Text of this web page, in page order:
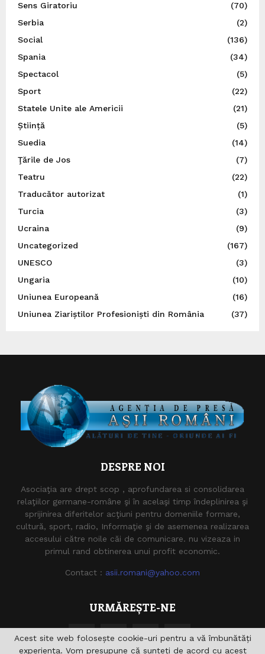
Sens Giratoriu
(70)
Serbia
(2)
Social
(136)
Spania
(34)
Spectacol
(5)
Sport
(22)
Statele Unite ale Americii
(21)
Știință
(5)
Suedia
(14)
Ţările de Jos
(7)
Teatru
(22)
Traducător autorizat
(1)
Turcia
(3)
Ucraina
(9)
Uncategorized
(167)
UNESCO
(3)
Ungaria
(10)
Uniunea Europeană
(16)
Uniunea Ziariștilor Profesioniști din România
(37)
DESPRE NOI
Asociaţia are drept scop , aprofundarea si consolidarea
relaţiilor germane-române şi în acelaşi timp îndeplinirea şi
sprijinirea diferitelor acţiuni pentru domeniile formare,
cultură, sport, radio, Informaţie şi de asemenea realizarea
accesului către noile căi de comunicare. nu vizeaza in
primul rand obtinerea unui profit economic.
Contact : asii.romani@yahoo.com
URMĂREȘTE-NE
Acest site web folosește cookie-uri pentru a vă îmbunătăți
experiența. Vom presupune că sunteți de acord cu acest